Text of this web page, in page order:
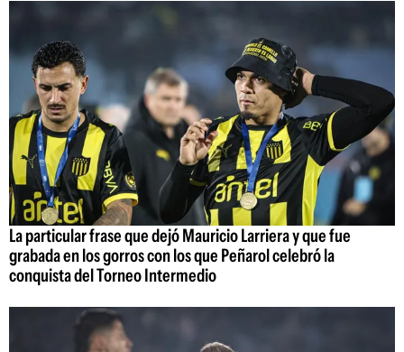
La particular frase que dejó Mauricio Larriera y que fue
grabada en los gorros con los que Peñarol celebró la
conquista del Torneo Intermedio